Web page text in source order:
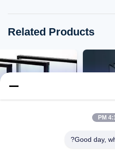
Related Products
Good day,